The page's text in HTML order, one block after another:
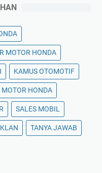
MOTOR HONDA
KAMUS OTOMOTIF
MOTOR HONDA
SALES MOBIL
TANYA JAWAB